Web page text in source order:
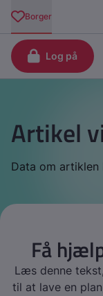
Artikel
Data om artiklen
Få
Læs denne
til at lave en